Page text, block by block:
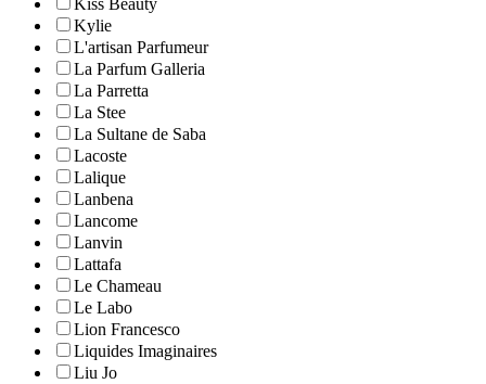
Kiss Beauty
Kylie
L'artisan Parfumeur
La Parfum Galleria
La Parretta
La Stee
La Sultane de Saba
Lacoste
Lalique
Lanbena
Lancome
Lanvin
Lattafa
Le Chameau
Le Labo
Lion Francesco
Liquides Imaginaires
Liu Jo